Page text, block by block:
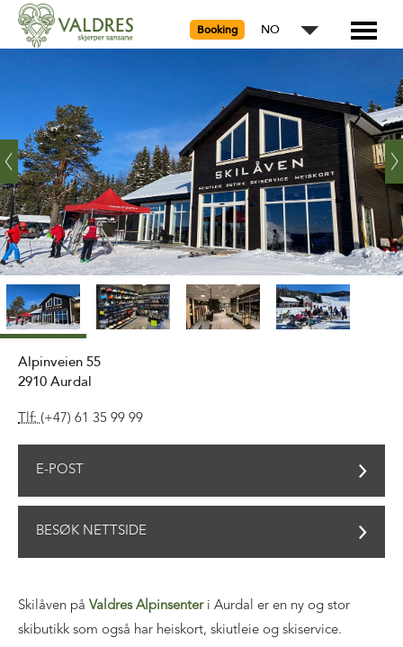
Booking NO
Prev
Alpinveien 55
2910 Aurdal
Tlf:(+47) 61 35 99 99
E-POST
BESØK NETTSIDE
Skilåven på Valdres Alpinsenteri Aurdal er en ny og stor
skibutikk som også har heiskort, skiutleie og skiservice.